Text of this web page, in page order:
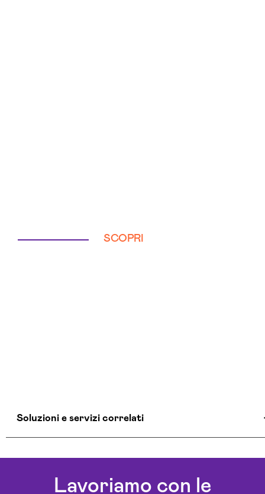
SCOPRI
Soluzioni e servizi correlati
Aziende Intelligenza Artificiale Lecce
Consulenza Chatbot Ai Lecce
Lavoriamo con le